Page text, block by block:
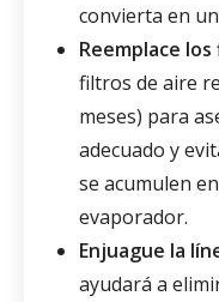
convierta en
Reemplace
filtros de aire
meses) para
adecuado y
se acumulen
evaporador.
Enjuague la
ayudará a